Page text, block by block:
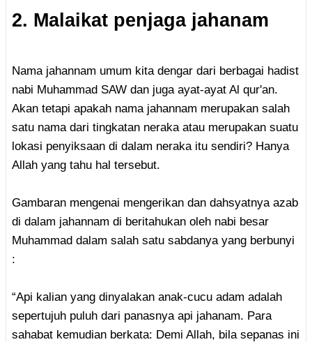
2. Malaikat penjaga jahanam
Nama jahannam umum kita dengar dari berbagai hadist
nabi Muhammad SAW dan juga ayat-ayat Al qur'an.
Akan tetapi apakah nama jahannam merupakan salah
satu nama dari tingkatan neraka atau merupakan suatu
lokasi penyiksaan di dalam neraka itu sendiri? Hanya
Allah yang tahu hal tersebut.
Gambaran mengenai mengerikan dan dahsyatnya azab
di dalam jahannam di beritahukan oleh nabi besar
Muhammad dalam salah satu sabdanya yang berbunyi
:
“Api kalian yang dinyalakan anak-cucu adam adalah
sepertujuh puluh dari panasnya api jahanam. Para
sahabat kemudian berkata: Demi Allah, bila sepanas ini